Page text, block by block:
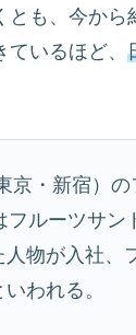
も、今か
いるほど、
京・新宿）
ルーツサン
物が入社、
われる。